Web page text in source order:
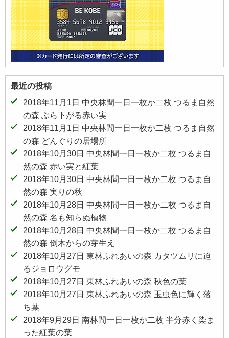
最近の投稿
2018年11月1日 中央林間一日一枚か二枚 つるま自然
の森 ぶら下がる赤い実
2018年11月1日 中央林間一日一枚か二枚 つるま自然
の森 どんぐりの居場所
2018年10月30日 中央林間一日一枚か二枚 つるま自
然の森 赤い実と紅葉
2018年10月30日 中央林間一日一枚か二枚 つるま自
然の森 実りの秋
2018年10月28日 中央林間一日一枚か二枚 つるま自
然の森 名も知らぬ植物
2018年10月28日 中央林間一日一枚か二枚 つるま自
然の森 倒木からの芽生え
2018年10月27日 東林ふれあいの森 カタツムリに迫
るジョロウグモ
2018年10月27日 東林ふれあいの森 秋色の葉
2018年10月27日 東林ふれあいの森 玉虫色に輝く落
ち葉
2018年9月29日 南林間一日一枚か二枚 半分赤く染ま
った紅葉の葉